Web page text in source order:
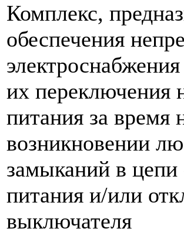
Комплекс,
обеспечения
их переключения
питания за время
возникновении
замыканий в цепи
питания и/или
выключателя